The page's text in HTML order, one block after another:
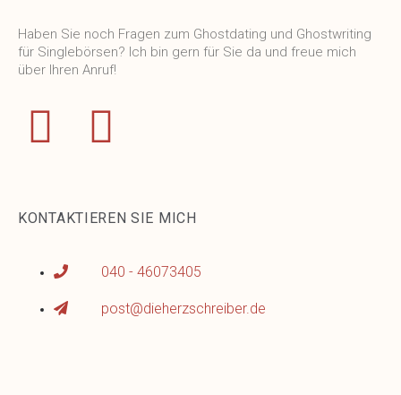
Haben Sie noch Fragen zum Ghostdating und Ghostwriting
für Singlebörsen? Ich bin gern für Sie da und freue mich
über Ihren Anruf!
KONTAKTIEREN SIE MICH
040 - 46073405
post@dieherzschreiber.de